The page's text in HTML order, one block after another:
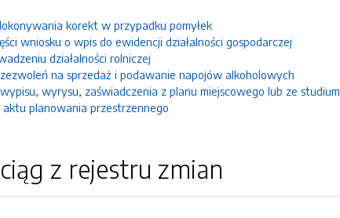
korekt w przypadku pomyłek
wniosku o wpis do ewidencji działalności gospodarczej
działalności rolniczej
na sprzedaż i podawanie napojów alkoholowych
wyrysu, zaświadczenia z planu miejscowego lub ze studium
planowania przestrzennego
z rejestru zmian